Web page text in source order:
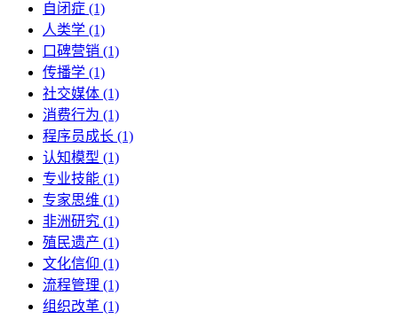
自闭症 (1)
人类学 (1)
口碑营销 (1)
传播学 (1)
社交媒体 (1)
消费行为 (1)
程序员成长 (1)
认知模型 (1)
专业技能 (1)
专家思维 (1)
非洲研究 (1)
殖民遗产 (1)
文化信仰 (1)
流程管理 (1)
组织改革 (1)